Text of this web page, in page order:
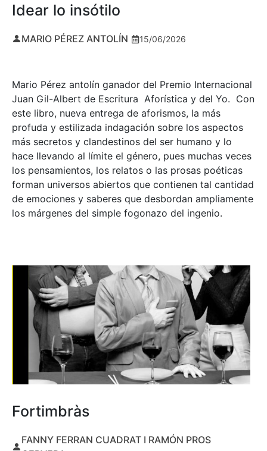
Idear lo insótilo
MARIO PÉREZ ANTOLÍN 15/06/2026
Mario Pérez antolín ganador del Premio Internacional
Juan Gil-Albert de Escritura Aforística y del Yo. Con
este libro, nueva entrega de aforismos, la más
profuda y estilizada indagación sobre los aspectos
más secretos y clandestinos del ser humano y lo
hace llevando al límite el género, pues muchas veces
los pensamientos, los relatos o las prosas poéticas
forman universos abiertos que contienen tal cantidad
de emociones y saberes que desbordan ampliamente
los márgenes del simple fogonazo del ingenio.
Fortimbràs
FANNY FERRAN CUADRAT I RAMÓN PROS